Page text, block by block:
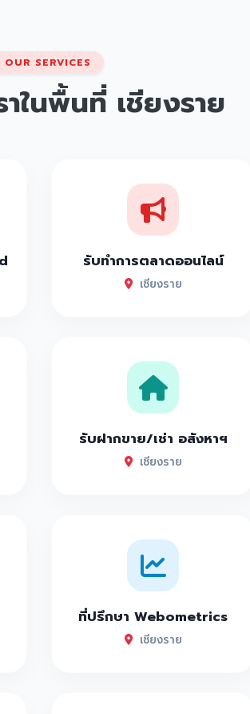
OUR SERVICES
าในพื้นที่ เชียงราย
รับทำการตลาดออนไลน์
เชียงราย
รับฝากขาย/เช่า อสังหาฯ
เชียงราย
ที่ปรึกษา Webometrics
เชียงราย